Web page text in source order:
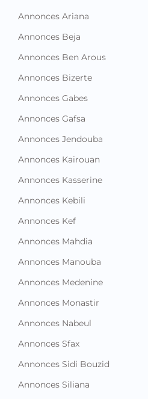
Annonces Ariana
Annonces Beja
Annonces Ben Arous
Annonces Bizerte
Annonces Gabes
Annonces Gafsa
Annonces Jendouba
Annonces Kairouan
Annonces Kasserine
Annonces Kebili
Annonces Kef
Annonces Mahdia
Annonces Manouba
Annonces Medenine
Annonces Monastir
Annonces Nabeul
Annonces Sfax
Annonces Sidi Bouzid
Annonces Siliana